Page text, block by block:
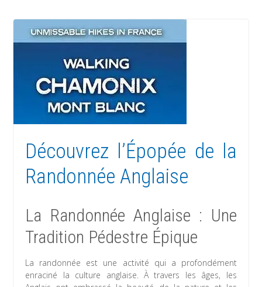
Découvrez l’Épopée de la
Randonnée Anglaise
La Randonnée Anglaise : Une
Tradition Pédestre Épique
La randonnée est une activité qui a profondément
enraciné la culture anglaise. À travers les âges, les